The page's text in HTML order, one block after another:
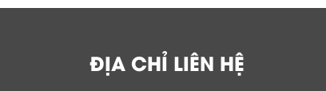
ĐỊA CHỈ LIÊN HỆ